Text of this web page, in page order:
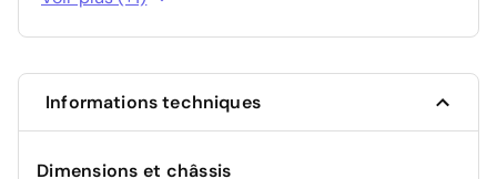
primacy 225/55 r19 103v 6mm
Informations techniques
Dimensions et châssis